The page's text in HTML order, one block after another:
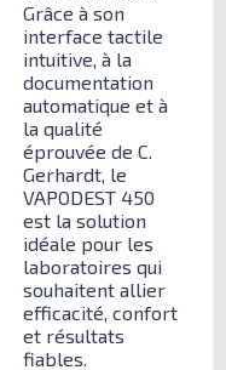
Grâce à son
interface tactile
intuitive, à la
documentation
automatique et à
la qualité
éprouvée de C.
Gerhardt, le
VAPODEST 450
est la solution
idéale pour les
laboratoires qui
souhaitent allier
efficacité, confort
et résultats
fiables.